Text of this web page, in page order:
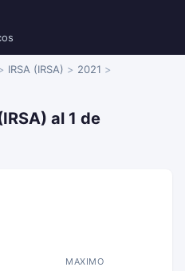
IRSA (IRSA)
2021
al 1 de
MAXIMO